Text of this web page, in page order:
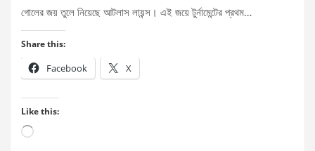
গোলের জয় তুলে নিয়েছে আটলাস লায়ন্স। এই জয়ে টুর্নামেন্টের প্রথম…
Share this:
Facebook X
Like this:
Loading…